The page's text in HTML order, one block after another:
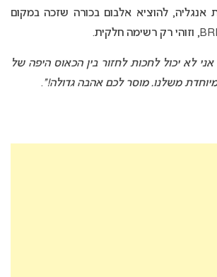
אנגליה, להוציא אלבום בכורה שזכה במקום
אני לא יכול לחכות לחזור בין הכאוס היפה של
משלנו. מוסר לכם אהבה גדולה!”.